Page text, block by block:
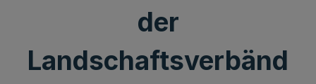
der
Landschaftsverbänd